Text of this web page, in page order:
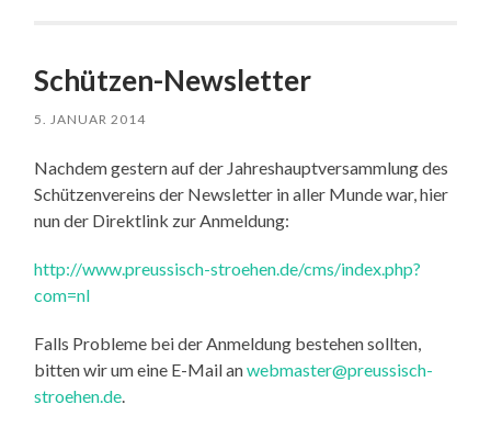
Schützen-Newsletter
5. JANUAR 2014
Nachdem gestern auf der Jahreshauptversammlung des
Schützenvereins der Newsletter in aller Munde war, hier
nun der Direktlink zur Anmeldung:
http://www.preussisch-stroehen.de/cms/index.php?
com=nl
Falls Probleme bei der Anmeldung bestehen sollten,
bitten wir um eine E-Mail anwebmaster@preussisch-
stroehen.de.